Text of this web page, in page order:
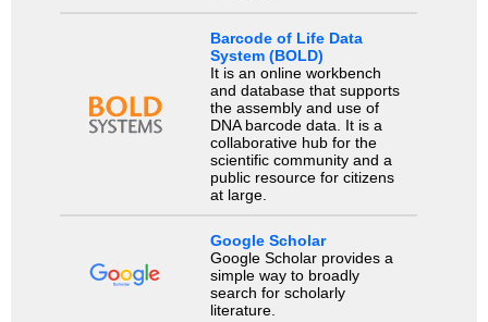
Barcode of Life Data
System (BOLD)
It is an online workbench
and database that supports
the assembly and use of
DNA barcode data. It is a
collaborative hub for the
scientific community and a
public resource for citizens
at large.
Google Scholar
Google Scholar provides a
simple way to broadly
search for scholarly
literature.